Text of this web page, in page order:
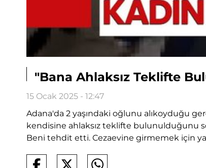
"Bana Ahlaksız Teklifte
15 Ocak 2025 - 12:47
Adana'da 2 yaşındaki oğlunu alıkoyduğu
kendisine ahlaksız teklifte bulunulduğunu
Beni tehdit etti. Cezaevine girmemek için